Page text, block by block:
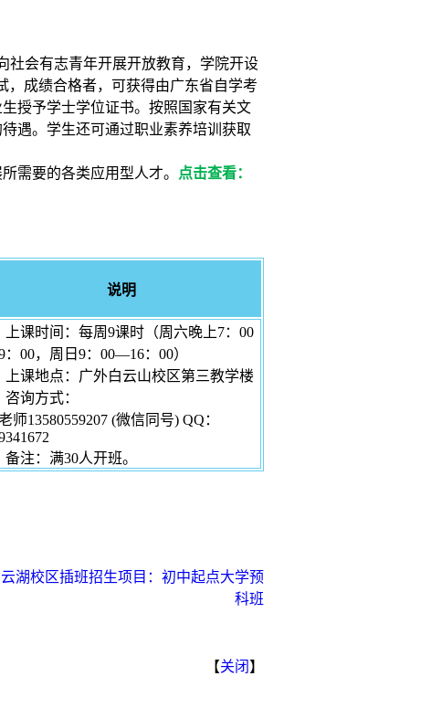
社会有志青年开展开放教育，学院开设
，成绩合格者，可获得由广东省自学考
授予学士学位证书。按照国家有关文
遇。学生还可通过职业素养培训获取
需要的各类应用型人才。
点击查看：
说明
上课时间：每周9课时（周六晚上7：00
00，周日9：00—16：00）
上课地点：广外白云山校区第三教学楼
咨询方式：
师13580559207 (微信同号) QQ：
备注：满30人开班。
湖校区插班招生项目：初中起点大学预
科班
【关闭 】